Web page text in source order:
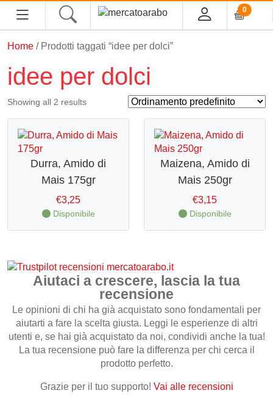
0
Home
Alimentari
Tè, Infusi e Caffè
Condimenti e Conserve
Legumi
Confetture, Miele, Melasse e Creme Spalmabili
Frutta secca, disidratata e Semi
Snack Salati e Aperitivi
Latte e derivati
Bevande
Pasticceria e dolci
Home / Prodotti taggati “idee per dolci”
idee per dolci
Showing all 2 results
Durra, Amido di
Mais 175gr
€3,25
Disponibile
Maizena, Amido di
Mais 250gr
€3,15
Disponibile
Aiutaci a crescere, lascia la tua
recensione
Le opinioni di chi ha già acquistato sono fondamentali per
aiutarti a fare la scelta giusta. Leggi le esperienze di altri
utenti e, se hai già acquistato da noi, condividi anche la tua!
La tua recensione può fare la differenza per chi cerca il
prodotto perfetto.
Grazie per il tuo supporto! Vai alle recensioni